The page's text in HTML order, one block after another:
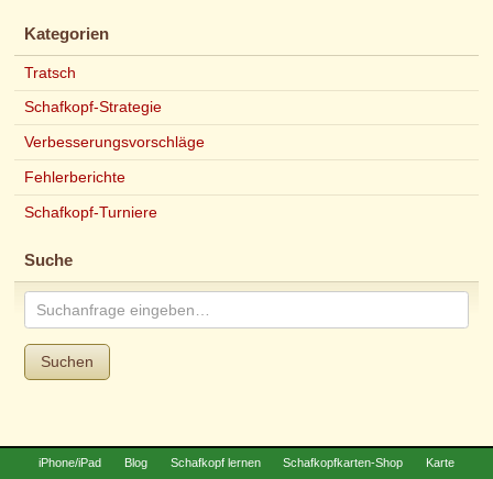
Kategorien
Tratsch
Schafkopf-Strategie
Verbesserungsvorschläge
Fehlerberichte
Schafkopf-Turniere
Suche
Suchen
iPhone/iPad Blog Schafkopf lernen Schafkopfkarten-Shop Karte